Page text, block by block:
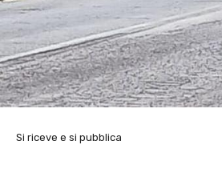
Si riceve e si pubblica